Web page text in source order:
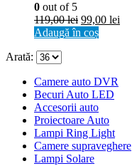
0 out of 5
119,00lei 99,00 lei
Adaugă în coș
Arată:
Camere auto DVR
Becuri Auto LED
Accesorii auto
Proiectoare Auto
Lampi Ring Light
Camere supraveghere
Lampi Solare